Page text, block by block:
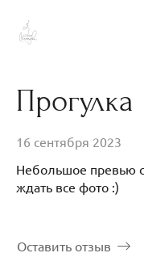
Прогулка
16 сентября 2023
Небольшое превью
ждать все фото :)
Оставить отзыв